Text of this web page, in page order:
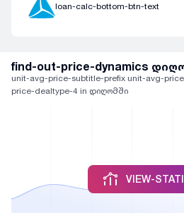
loan-calc-bottom-btn-text
find-out-price-dynamics
unit-avg-price-subtitle-prefix unit-avg-
price-dealtype-4 in დიღომში
VIEW-